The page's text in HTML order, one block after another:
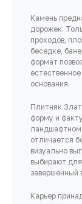
Камень
дорожек.
проходов,
беседке,
формат
основания.
Плитняк
форму и
ландшафтном
отличается
визуально
выбирают
завершенный
Карьер